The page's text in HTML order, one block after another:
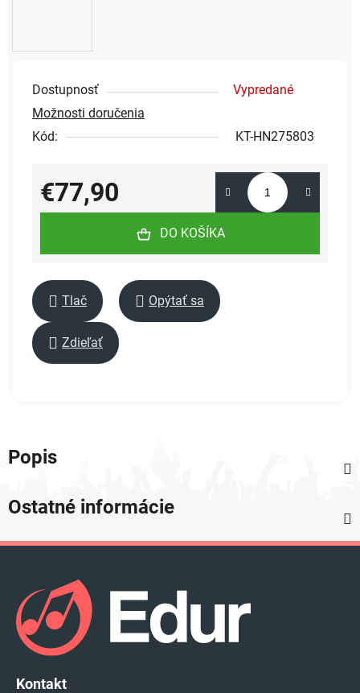
Dostupnosť
Vypredané
Možnosti doručenia
Kód:
KT-HN275803
€77,90
Jednotková cena:
DO KOŠÍKA
Tlač Opýtať sa
Zdieľať
Popis
Ostatné informácie
Kontakt